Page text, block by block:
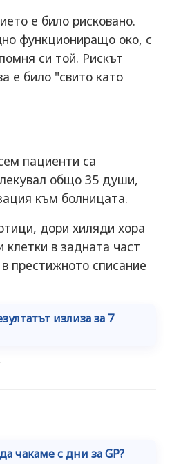
е било рисковано.
функциониращо око, с
си той. Рискът
е било "свито като
пациенти са
общо 35 души,
към болницата.
дори хиляди хора
клетки в задната част
престижното списание
излиза за 7
чакаме с дни за GP?